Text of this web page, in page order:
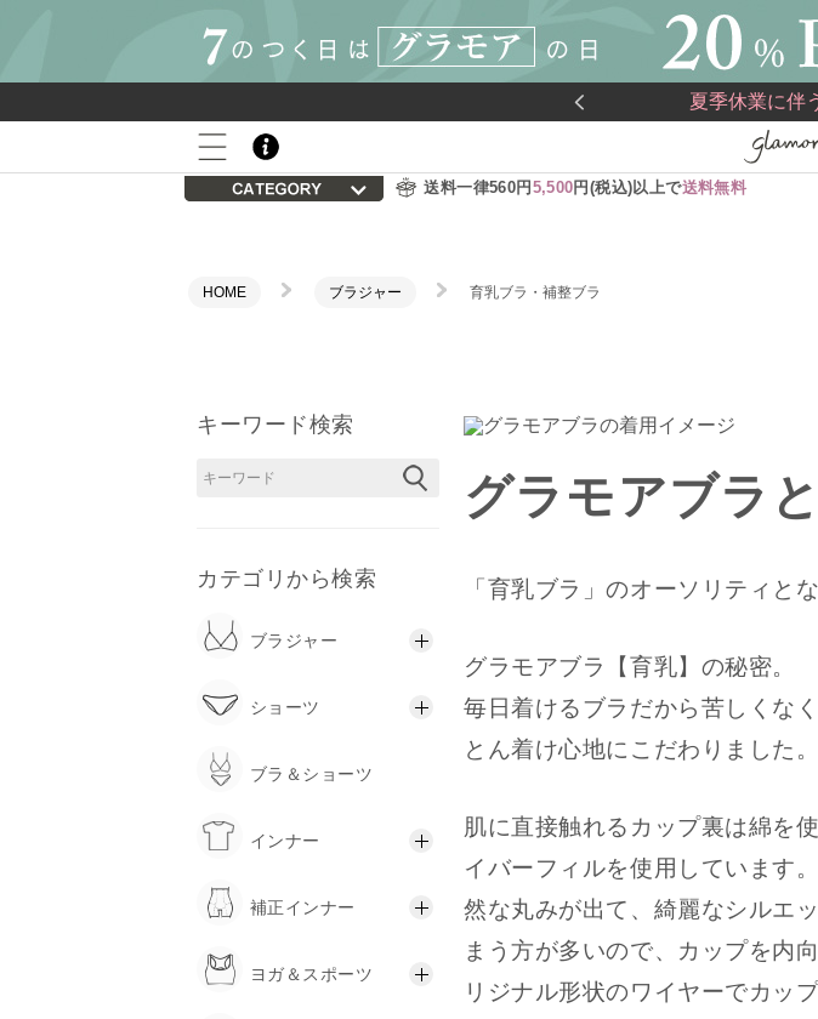
夏季休業に伴
送料一律560円 5,500円(税込)以上で送料無料
HOME ブラジャー 育乳ブラ・補整ブラ
キーワード検索
カテゴリから検索
ブラジャー
ショーツ
ブラ＆ショーツ
インナー
補正インナー
ヨガ＆スポーツ
グラモアブラ
「育乳ブラ」のオーソリティと
グラモアブラ【育乳】の秘密。
毎日着けるブラだから苦しくな
とん着け心地にこだわりました。
肌に直接触れるカップ裏は綿を
イバーフィルを使用しています
然な丸みが出て、綺麗なシルエ
まう方が多いので、カップを内
リジナル形状のワイヤーでカッ